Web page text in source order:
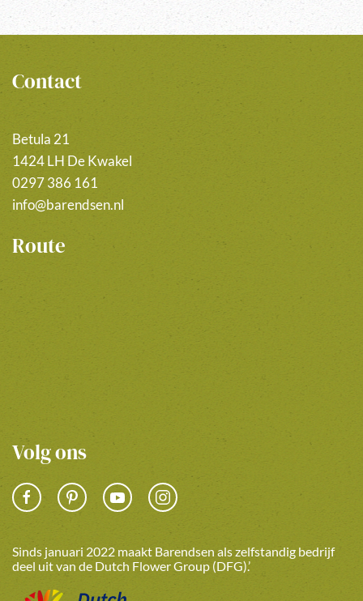
Contact
Betula 21
1424 LH De Kwakel
0297 386 161
info@barendsen.nl
Route
Volg ons
Sinds januari 2022 maakt Barendsen als zelfstandig bedrijf
deel uit van de Dutch Flower Group (DFG).’